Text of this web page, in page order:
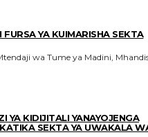
YA KUIMARISHA SEKTA
YA KIDIJITALI YANAYOJENGA
SEKTA YA UWAKALA